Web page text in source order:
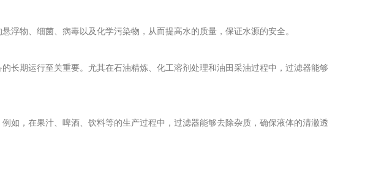
物、细菌、病毒以及化学污染物，从而提高水的质量，保证水源的安全。
期运行至关重要。尤其在石油精炼、化工溶剂处理和油田采油过程中，过滤器能够
，在果汁、啤酒、饮料等的生产过程中，过滤器能够去除杂质，确保液体的清澈透